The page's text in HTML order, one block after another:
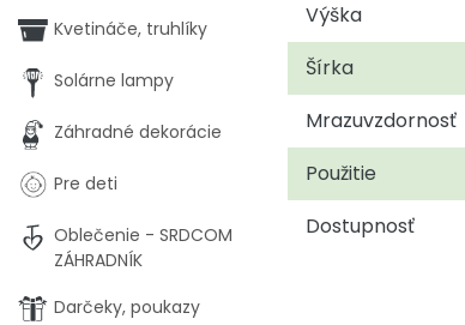
Výška
Šírka
Mrazuvzdornosť
Použitie
Dostupnosť
Kvetináče, truhlíky
Solárne lampy
Záhradné dekorácie
Pre deti
Oblečenie - SRDCOM
ZÁHRADNÍK
Darčeky, poukazy